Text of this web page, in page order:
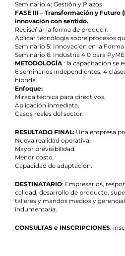
Seminario 4: Gestión y Plazos
FASE III – Transformación y Futuro
innovación con sentido.
Rediseñar la forma de producir.
Aplicar tecnología sobre procesos
Seminario 5: Innovación en la
Seminario 6: Industria 4.0 para
METODOLOGÍA: la capacitación se
6 seminarios independientes, 4
híbrida
Enfoque:
Mirada técnica para directivos.
Aplicación inmediata.
Casos reales del sector.
RESULTADO FINAL:Una empresa
Nueva realidad operativa:
Mayor previsibilidad.
Menor costo.
Capacidad de adaptación.
DESTINATARIO: Empresarios,
calidad, desarrollo de producto,
talleres y mandos medios y
indumentaria.
CONSULTAS e INSCRIPCIONES: